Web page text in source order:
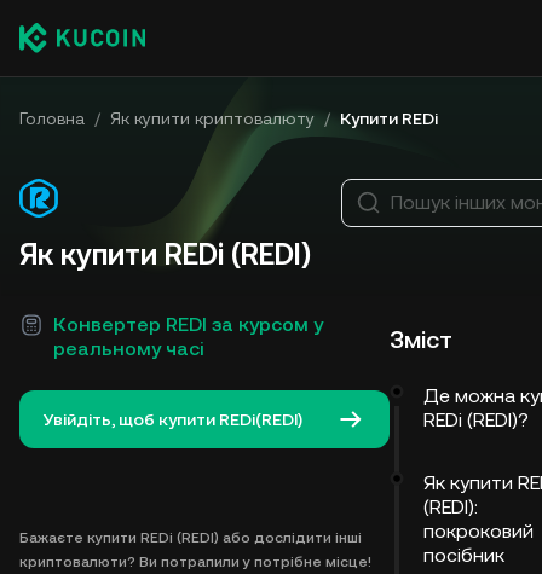
Головна / Як купити криптовалюту / Купити REDi
Як купити REDi (REDI)
Конвертер REDI за курсом у
реальному часі
Увійдіть, щоб купити REDi(REDI)
Бажаєте купити REDi (REDI) або дослідити інші
криптовалюти? Ви потрапили у потрібне місце!
Пошук інших
Зміст
Де можна
REDi (REDI)?
Як купити
(REDI):
покроковий
посібник